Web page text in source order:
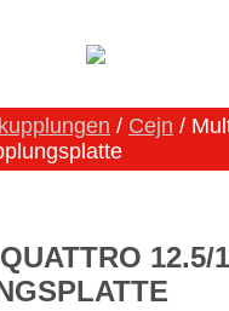
/ Cejn /
12.5/